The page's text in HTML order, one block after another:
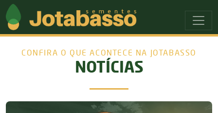
Ir para o menu principal
Ir para o conteudo principal
CONFIRA O QUE ACONTECE NA JOTABASSO
NOTÍCIAS